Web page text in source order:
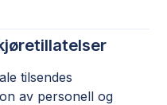
tilsendes
av personell og